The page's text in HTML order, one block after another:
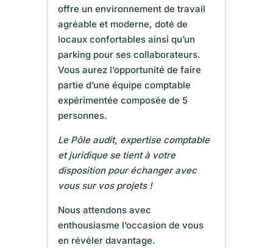
offre un environnement de travail
agréable et moderne, doté de
locaux confortables ainsi qu’un
parking pour ses collaborateurs.
Vous aurez l’opportunité de faire
partie d’une équipe comptable
expérimentée composée de 5
personnes.
Le Pôle audit, expertise comptable
et juridique se tient à votre
disposition pour échanger avec
vous sur vos projets !
Nous attendons avec
enthousiasme l’occasion de vous
en révéler davantage.